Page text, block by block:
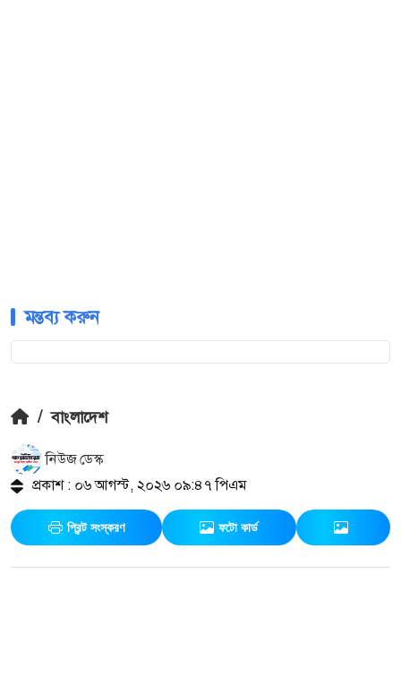
মন্তব্য করুন
/ বাংলাদেশ
নিউজ ডেস্ক
প্রকাশ : ০৬ আগস্ট, ২০২৬ ০৯:৪৭ পিএম
প্রিন্ট সংস্করণ ফটো কার্ড